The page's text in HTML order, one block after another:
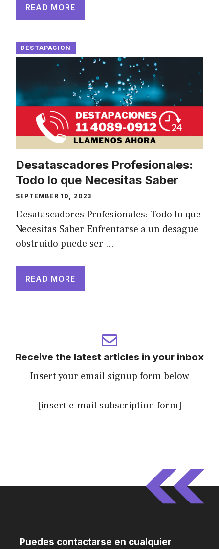
READ MORE
DESTAPACION
Desatascadores Profesionales:
Todo lo que Necesitas Saber
SEPTEMBER 10, 2023
Desatascadores Profesionales: Todo lo que
Necesitas Saber Enfrentarse a un desague
obstruido puede ser …
READ MORE
Receive the latest articles in your inbox
Insert your email signup form below
[insert e-mail subscription form]
Puedes contactarse en cualquier